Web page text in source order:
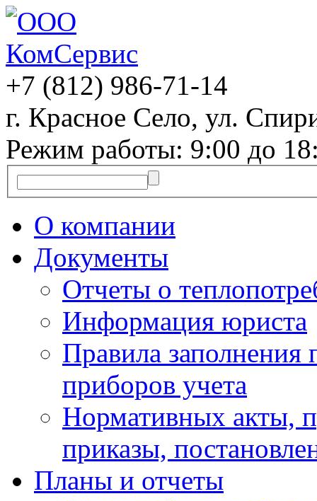
+7 (812) 986-71-14
г. Красное Село, ул.
Режим работы: 9:00 до
О компании
Документы
Отчеты о
Информация юриста
Правила заполнения
приборов учета
Нормативных акты,
приказы,
Планы и отчеты